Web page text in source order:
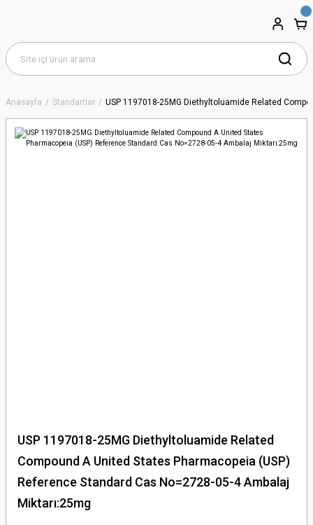
Anasayfa Standartlar USP 1197018-25MG Diethyltoluamide Related
USP 1197018-25MG Diethyltoluamide Related
Compound A United States Pharmacopeia (USP)
Reference Standard Cas No=2728-05-4 Ambalaj
Miktarı:25mg